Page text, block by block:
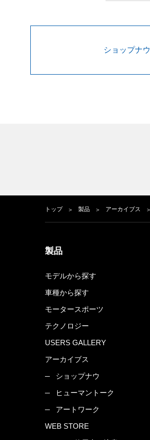
ショップナウ
トップ 製品 アーカイブス
製品
モデルから探す
車種から探す
モータースポーツ
テクノロジー
USERS GALLERY
アーカイブス
ショップナウ
ヒューマントーク
アートワーク
WEB STORE